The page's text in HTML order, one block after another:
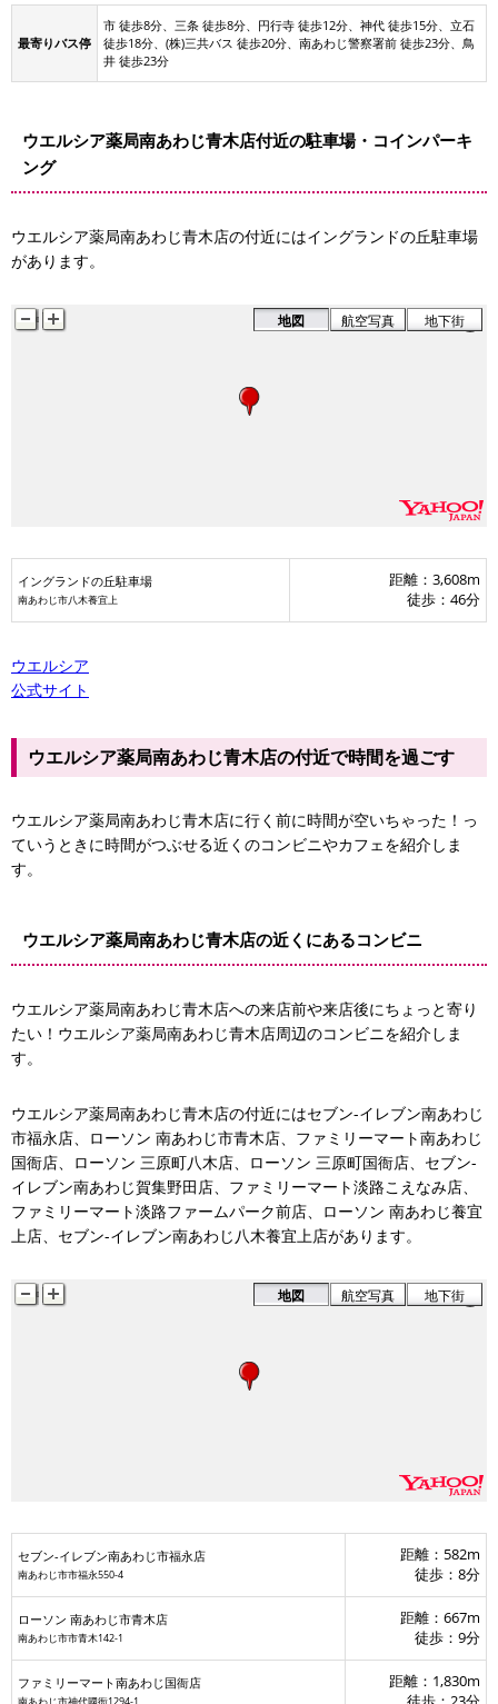
最寄りバス停
市 徒歩8分、三条 徒歩8分、円行寺 徒歩12分、神代 徒歩15分、立石
徒歩18分、(株)三共バス 徒歩20分、南あわじ警察署前 徒歩23分、鳥
井 徒歩23分
ウエルシア薬局南あわじ青木店付近の駐車場・コインパーキ
ング
ウエルシア薬局南あわじ青木店の付近にはイングランドの丘駐車場
があります。
地図 航空写真 地下街
イングランドの丘駐車場
南あわじ市八木養宜上
距離：3,608m
徒歩：46分
ウエルシア
公式サイト
ウエルシア薬局南あわじ青木店の付近で時間を過ごす
ウエルシア薬局南あわじ青木店に行く前に時間が空いちゃった！っ
ていうときに時間がつぶせる近くのコンビニやカフェを紹介しま
す。
ウエルシア薬局南あわじ青木店の近くにあるコンビニ
ウエルシア薬局南あわじ青木店への来店前や来店後にちょっと寄り
たい！ウエルシア薬局南あわじ青木店周辺のコンビニを紹介しま
す。
ウエルシア薬局南あわじ青木店の付近にはセブン-イレブン南あわじ
市福永店、ローソン 南あわじ市青木店、ファミリーマート南あわじ
国衙店、ローソン 三原町八木店、ローソン 三原町国衙店、セブン-
イレブン南あわじ賀集野田店、ファミリーマート淡路こえなみ店、
ファミリーマート淡路ファームパーク前店、ローソン 南あわじ養宜
上店、セブン-イレブン南あわじ八木養宜上店があります。
セブン-イレブン南あわじ市福永店
ローソン 南あわじ市青木店
地図 航空写真 地下街
セブン-イレブン南あわじ市福永店
南あわじ市市福永550-4
距離：582m
徒歩：8分
ローソン 南あわじ市青木店
南あわじ市市青木142-1
距離：667m
徒歩：9分
ファミリーマート南あわじ国衙店
距離：1,830m